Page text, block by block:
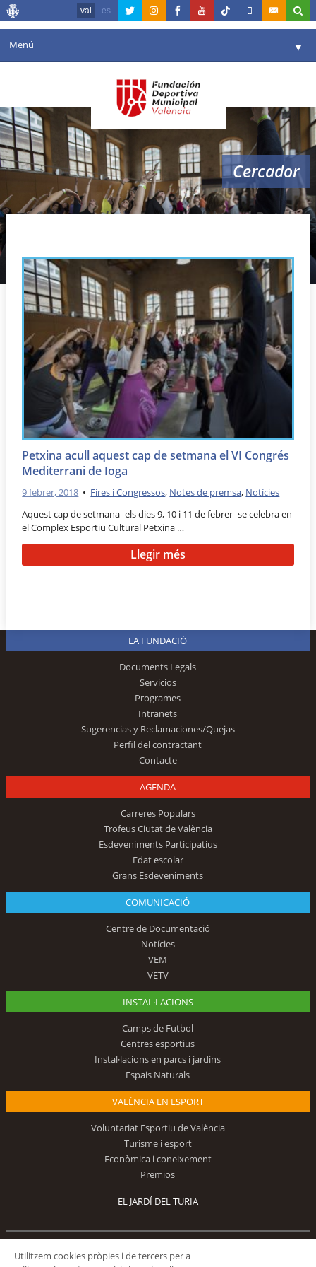
val es
Menú ▼
Agenda
Instal·lacions
Comunicació ▼
València en esport ▼
Reserves
Cercador
complex esportiu cultural Petxina
Petxina acull aquest cap de setmana el VI Congrés
Mediterrani de Ioga
9 febrer, 2018 • Fires i Congressos, Notes de premsa, Notícies
Aquest cap de setmana -els dies 9, 10 i 11 de febrer- se celebra en
el Complex Esportiu Cultural Petxina …
Llegir més
LA FUNDACIÓ
Documents Legals
Servicios
Programes
Intranets
Sugerencias y Reclamaciones/Quejas
Perfil del contractant
Contacte
AGENDA
Carreres Populars
Trofeus Ciutat de València
Esdeveniments Participatius
Edat escolar
Grans Esdeveniments
COMUNICACIÓ
Centre de Documentació
Notícies
VEM
VETV
INSTAL·LACIONS
Camps de Futbol
Centres esportius
Instal·lacions en parcs i jardins
Espais Naturals
VALÈNCIA EN ESPORT
Voluntariat Esportiu de València
Turisme i esport
Econòmica i coneixement
Premios
EL JARDÍ DEL TURIA
Utilitzem cookies pròpies i de tercers per a